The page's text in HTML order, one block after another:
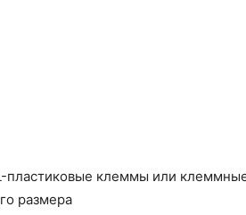
клеммы или
размера